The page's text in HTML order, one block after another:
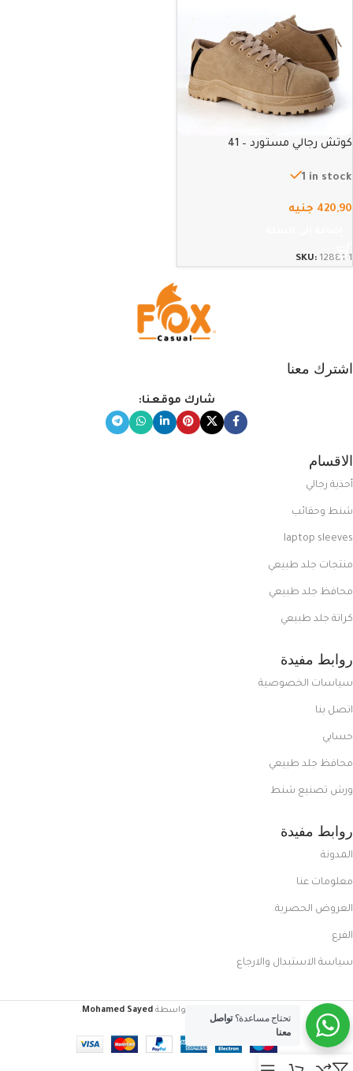
كوتش رجالي مستورد – 41
1 in stock
420,90 جنيه
SKU: 12881-1
اشترك معنا
شارك موقعنا:
الاقسام
أحذية رجالي
شنط وحقائب
laptop sleeves
منتجات جلد طبيعي
محافظ جلد طبيعي
كراتة جلد طبيعي
روابط مفيدة
سياسات الخصوصية
اتصل بنا
حسابي
محافظ جلد طبيعي
ورش تصنيع شنط
روابط مفيدة
المدونة
معلومات عنا
العروض الحصرية
الفرع
سياسة الاستبدال والارجاع
تم إنشاؤه بواسطةMohamed Sayed
.
تحتاج مساعدة؟تواصل
معنا